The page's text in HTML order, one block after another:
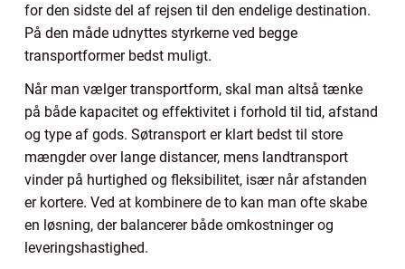
for den sidste del af rejsen til den endelige destination.
På den måde udnyttes styrkerne ved begge
transportformer bedst muligt.
Når man vælger transportform, skal man altså tænke
på både kapacitet og effektivitet i forhold til tid, afstand
og type af gods. Søtransport er klart bedst til store
mængder over lange distancer, mens landtransport
vinder på hurtighed og fleksibilitet, især når afstanden
er kortere. Ved at kombinere de to kan man ofte skabe
en løsning, der balancerer både omkostninger og
leveringshastighed.